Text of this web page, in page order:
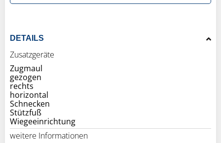
DETAILS
Zusatzgeräte
Zugmaul
gezogen
rechts
horizontal
Schnecken
Stützfuß
weitere Informationen